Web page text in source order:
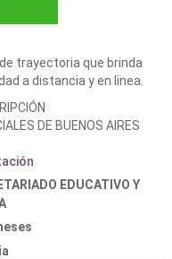
trayectoria que brinda
a distancia y en linea.
DE BUENOS AIRES
EDUCATIVO Y